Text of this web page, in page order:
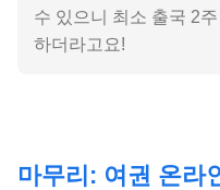
수 있으니 최소 출국 2
하더라고요!
마무리: 여권 온라